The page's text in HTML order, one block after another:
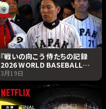
『戦いの向こう 侍たちの記録
2026 WORLD BASEBALL
CLASSIC』ティーザー予告編｜
Netflix Japan
3月19日